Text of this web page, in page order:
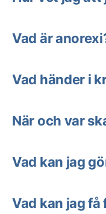
Vad är
Vad händer i
När och var
Vad kan jag
Vad kan jag